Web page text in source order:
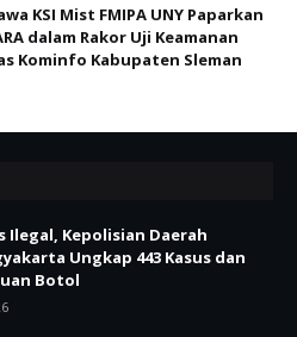
KSI Mist FMIPA UNY Paparkan
dalam Rakor Uji Keamanan
Kominfo Kabupaten Sleman
Ilegal, Kepolisian Daerah
Ungkap 443 Kasus dan
Botol